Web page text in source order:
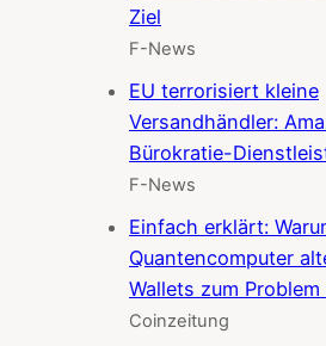
Ziel
F-News
EU terrorisiert kleine
Versandhändler:
Bürokratie-
F-News
Einfach erklärt:
Quantencomputer
Wallets zum Problem
Coinzeitung